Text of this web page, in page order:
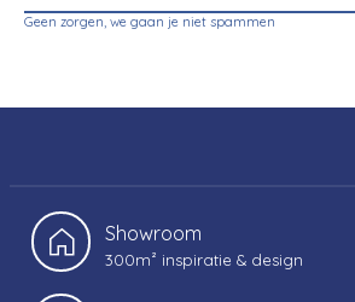
Geen zorgen, we gaan je niet spammen
Showroom
300m² inspiratie & design